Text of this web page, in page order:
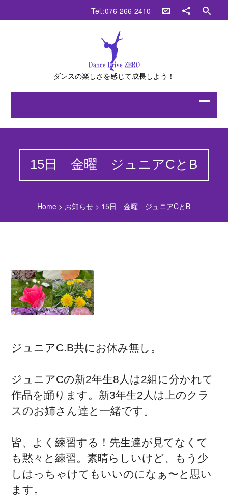
Tel.:076-266-2410
ダンスの楽しさを感じて成長しよう！
15日 金曜 ジュニアCとB
Home > お知らせ > 15日 金曜 ジュニアCとB
ジュニアC.B共にお休み無し。
ジュニアCの新2年生8人は2組に分かれて
作品を踊ります。新3年生2人は上のクラ
スのお姉さん達と一緒です。
皆、よく練習する！先生達が見てなくて
も黙々と練習。素晴らしいけど、もう少
しはっちゃけてもいいのになぁ〜と思い
ます。